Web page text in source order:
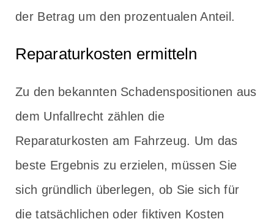
der Betrag um den prozentualen Anteil.
Reparaturkosten ermitteln
Zu den bekannten Schadenspositionen aus
dem Unfallrecht zählen die
Reparaturkosten am Fahrzeug. Um das
beste Ergebnis zu erzielen, müssen Sie
sich gründlich überlegen, ob Sie sich für
die tatsächlichen oder fiktiven Kosten